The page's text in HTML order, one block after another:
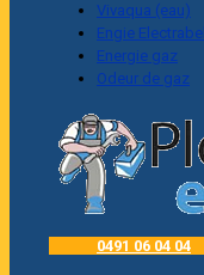
Vivaqua (eau)
Engie Electrabel
Energie gaz
Odeur de gaz
0491 06 04 04